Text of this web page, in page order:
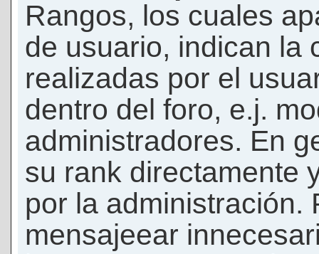
Rangos, los cuales
de usuario, indican la
realizadas por el
dentro del foro, e.j.
administradores. En
su rank directamente
por la administración.
mensajeear